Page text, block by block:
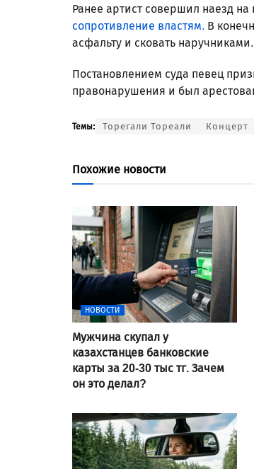
Ранее артист совершил наезд
сопротивление властям. В
асфальту и сковать наручниками.
Постановлением суда певец
правонарушения и был
Темы: Торегали Тореали Концерт
Похожие новости
НОВОСТИ
Мужчина скупал у
казахстанцев банковские
карты за 20-30 тыс тг. Зачем
он это делал?